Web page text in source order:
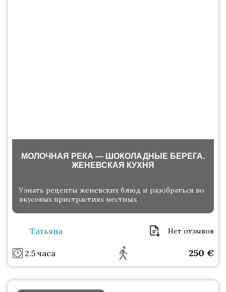
МОЛОЧНАЯ РЕКА — ШОКОЛАДНЫЕ БЕРЕГА.
ЖЕНЕВСКАЯ КУХНЯ
Узнать рецепты женевских блюд и разобраться во
вкусовых пристрастиях местных
Татьяна Нет отзывов
2.5 часа 250 €